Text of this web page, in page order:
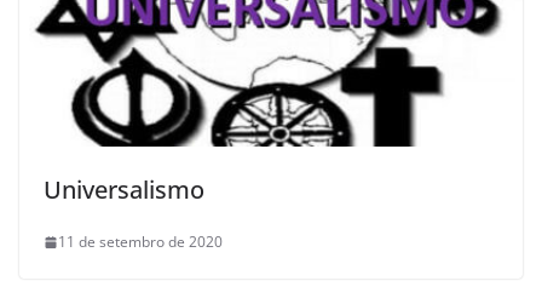
Universalismo
11 de setembro de 2020